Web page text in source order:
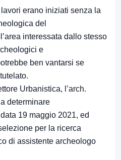
erano iniziati senza la
del
interessata dallo stesso
e
ben vantarsi se
Urbanistica, l’arch.
determinare
19 maggio 2021, ed
per la ricerca
di assistente archeologo